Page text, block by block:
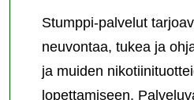
Stumppi-palvelut
neuvontaa, tukea ja
ja muiden
lopettamiseen.